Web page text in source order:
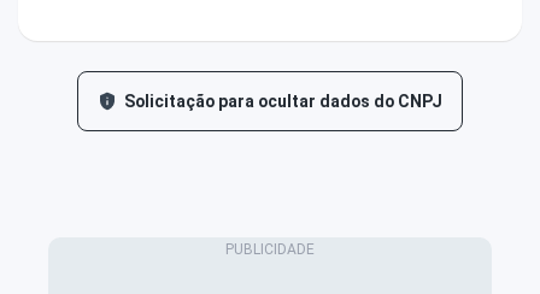
Solicitação para ocultar dados do CNPJ